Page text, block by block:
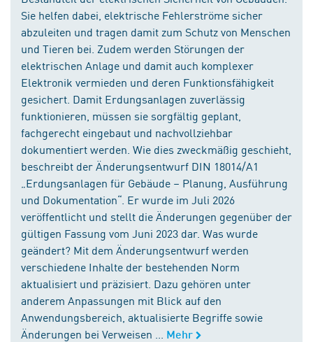
Sie helfen dabei, elektrische Fehlerströme sicher
abzuleiten und tragen damit zum Schutz von Menschen
und Tieren bei. Zudem werden Störungen der
elektrischen Anlage und damit auch komplexer
Elektronik vermieden und deren Funktionsfähigkeit
gesichert. Damit Erdungsanlagen zuverlässig
funktionieren, müssen sie sorgfältig geplant,
fachgerecht eingebaut und nachvollziehbar
dokumentiert werden. Wie dies zweckmäßig geschieht,
beschreibt der Änderungsentwurf DIN 18014/A1
„Erdungsanlagen für Gebäude – Planung, Ausführung
und Dokumentation“. Er wurde im Juli 2026
veröffentlicht und stellt die Änderungen gegenüber der
gültigen Fassung vom Juni 2023 dar. Was wurde
geändert? Mit dem Änderungsentwurf werden
verschiedene Inhalte der bestehenden Norm
aktualisiert und präzisiert. Dazu gehören unter
anderem Anpassungen mit Blick auf den
Anwendungsbereich, aktualisierte Begriffe sowie
Änderungen bei Verweisen ...
Mehr